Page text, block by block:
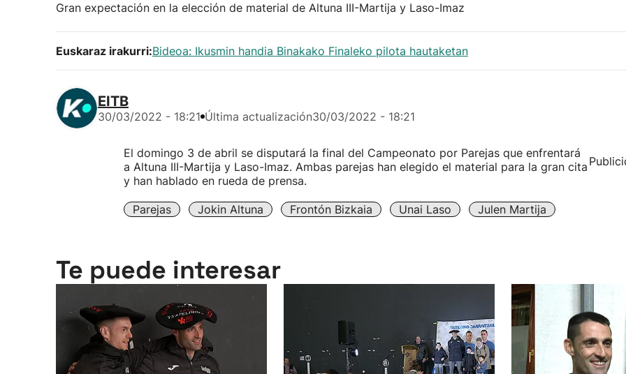
Gran expectación en la elección de material de Altuna III-Martija y Laso-Imaz
Euskaraz irakurri:Bideoa: Ikusmin handia Binakako Finaleko pilota hautaketan
EITB
30/03/2022 - 18:21 Última actualización30/03/2022 - 18:21
El domingo 3 de abril se disputará la final del Campeonato por Parejas que enfrentará
a Altuna III-Martija y Laso-Imaz. Ambas parejas han elegido el material para la gran cita
y han hablado en rueda de prensa.
Parejas Jokin Altuna Frontón Bizkaia Unai Laso Julen Martija
Te puede interesar